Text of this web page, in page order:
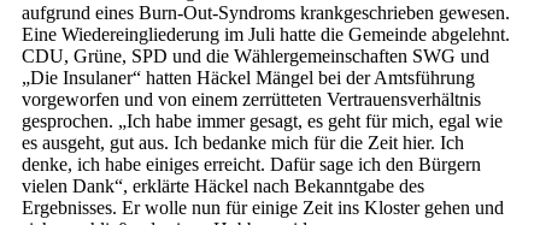
aufgrund eines Burn-Out-Syndroms krankgeschrieben gewesen.
Eine Wiedereingliederung im Juli hatte die Gemeinde abgelehnt.
CDU, Grüne, SPD und die Wählergemeinschaften SWG und
„Die Insulaner“ hatten Häckel Mängel bei der Amtsführung
vorgeworfen und von einem zerrütteten Vertrauensverhältnis
gesprochen. „Ich habe immer gesagt, es geht für mich, egal wie
es ausgeht, gut aus. Ich bedanke mich für die Zeit hier. Ich
denke, ich habe einiges erreicht. Dafür sage ich den Bürgern
vielen Dank“, erklärte Häckel nach Bekanntgabe des
Ergebnisses. Er wolle nun für einige Zeit ins Kloster gehen und